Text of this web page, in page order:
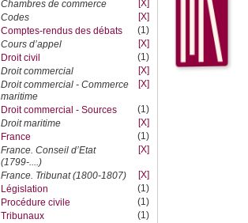
Chambres de commerce
[X]
Codes
[X]
Comptes-rendus des débats
(1)
Cours d’appel
[X]
Droit civil
(1)
Droit commercial
[X]
Droit commercial - Commerce
maritime
[X]
Droit commercial - Sources
(1)
Droit maritime
[X]
France
(1)
France. Conseil d’Etat
(1799-....)
[X]
France. Tribunat (1800-1807)
[X]
Législation
(1)
Procédure civile
(1)
Tribunaux
(1)